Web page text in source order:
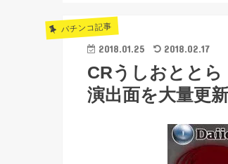
パチンコ記事
2018.01.25 2018.02.17
CRうしおととら
演出面を大量更新